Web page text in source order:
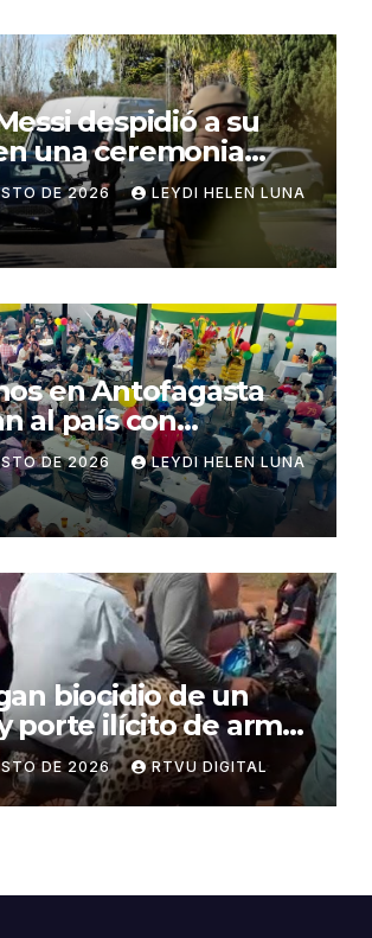
despidió a su
una ceremonia
Rosario
DE 2026 LEYDI HELEN LUNA
en Antofagasta
al país con
folclore y un
a la unidad
DE 2026 LEYDI HELEN LUNA
biocidio de un
porte ilícito de armas
DE 2026 RTVU DIGITAL